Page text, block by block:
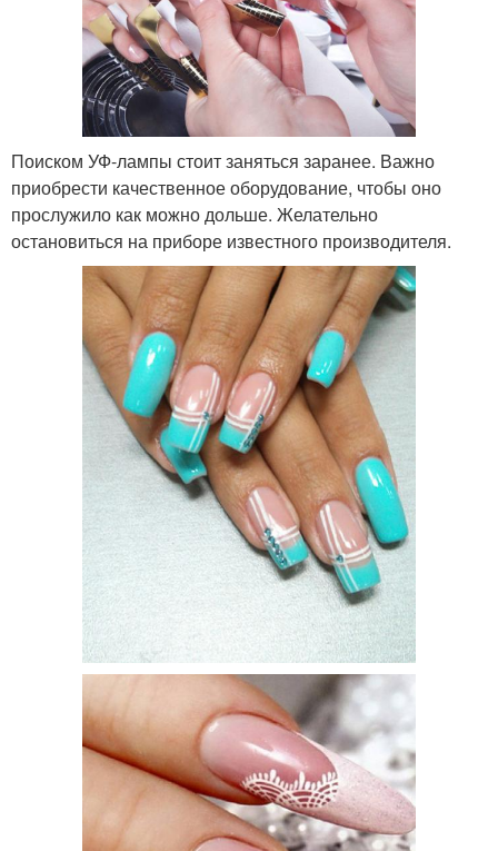
Поиском УФ-лампы стоит заняться заранее. Важно
приобрести качественное оборудование, чтобы оно
прослужило как можно дольше. Желательно
остановиться на приборе известного производителя.